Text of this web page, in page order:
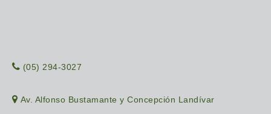
(05) 294-3027
Av. Alfonso Bustamante y Concepción Landívar